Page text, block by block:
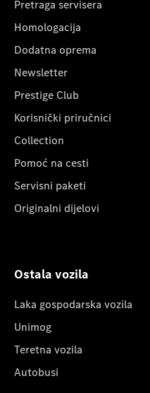
Pretraga servisera
Homologacija
Dodatna oprema
Newsletter
Prestige Club
Korisnički priručnici
Collection
Pomoć na cesti
Servisni paketi
Originalni dijelovi
Ostala vozila
Laka gospodarska vozila
Unimog
Teretna vozila
Autobusi